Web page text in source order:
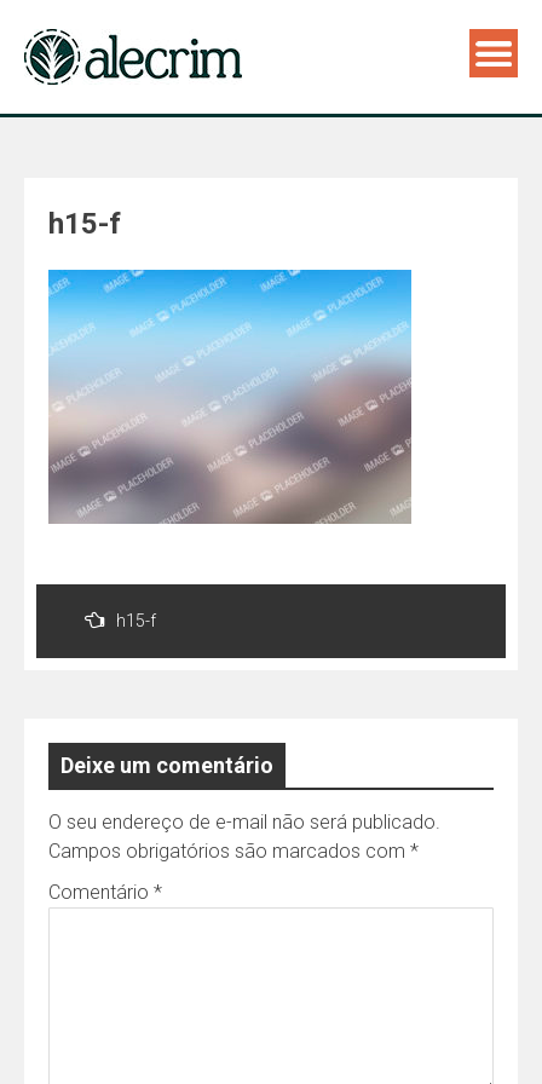
h15-f
Navegação
Post
h15-f
Deixe um comentário
O seu endereço de e-mail não será publicado.
Campos obrigatórios são marcados com *
Comentário *